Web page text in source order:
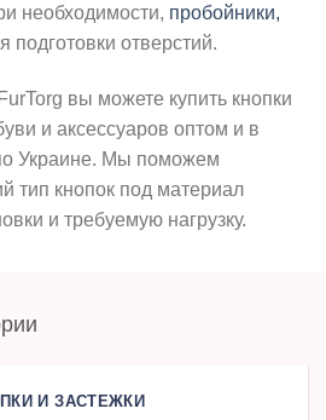
необходимости, пробойники,
подготовки отверстий.
вы можете купить кнопки
и аксессуаров оптом и в
Украине. Мы поможем
тип кнопок под материал
и требуемую нагрузку.
И ЗАСТЕЖКИ